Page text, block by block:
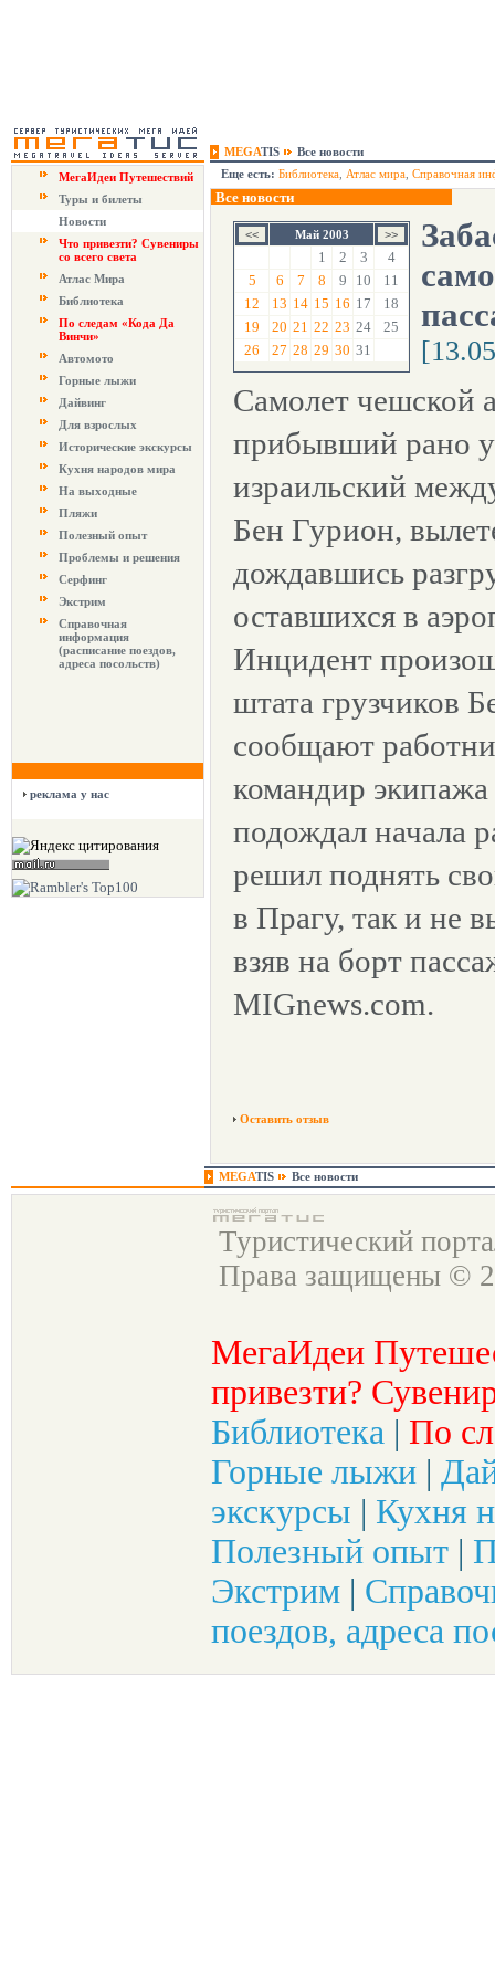
MEGATIS
Все новости
МегаИдеи Путешествий
Туры и билеты
Новости
Что привезти? Сувениры
со всего света
Атлас Мира
Библиотека
По следам «Кода Да
Винчи»
Автомото
Горные лыжи
Дайвинг
Для взрослых
Исторические экскурсы
Кухня народов мира
На выходные
Пляжи
Полезный опыт
Проблемы и решения
Серфинг
Экстрим
Справочная
информация
(расписание поездов,
адреса посольств)
реклама у нас
Еще есть: Библиотека Атлас мира Справочная
Все новости
Май 2003
1 2 3
4
5
6 7 8 9 10
11
12
13 14 15 16 17
18
19
20 21 22 23 24
25
26
27 28 29 30 31
Самолет чешской
прибывший рано
израильский
Бен Гурион,
дождавшись
оставшихся в
Инцидент
штата грузчиков
сообщают
командир
подождал начала
решил поднять
в Прагу, так и не
взяв на борт
MIGnews.com.
Оставить отзыв
MEGATIS Все новости
Туристический
Права защищены ©
МегаИдеи
привезти?
Библиотека | По
Горные лыжи |
экскурсы | Кухня
Полезный опыт |
Экстрим |
поездов, адреса